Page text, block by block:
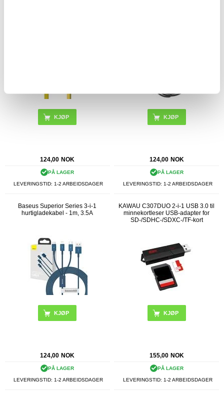
KJØP
124,00 NOK
PÅ LAGER
LEVERINGSTID: 1-2 ARBEIDSDAGER
124,00 NOK
PÅ LAGER
LEVERINGSTID: 1-2 ARBEIDSDAGER
Baseus Superior Series 3-i-1
hurtigladekabel - 1m, 3.5A
KJØP
124,00 NOK
PÅ LAGER
LEVERINGSTID: 1-2 ARBEIDSDAGER
KAWAU C307DUO 2-i-1 USB 3.0 til
minnekortleser USB-adapter for
SD-/SDHC-/SDXC-/TF-kort
155,00 NOK
PÅ LAGER
LEVERINGSTID: 1-2 ARBEIDSDAGER